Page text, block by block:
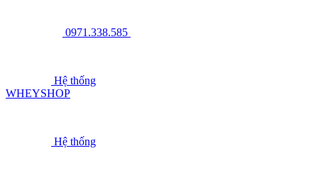
0971.338.585
Hệ thống
WHEYSHOP
Hệ thống